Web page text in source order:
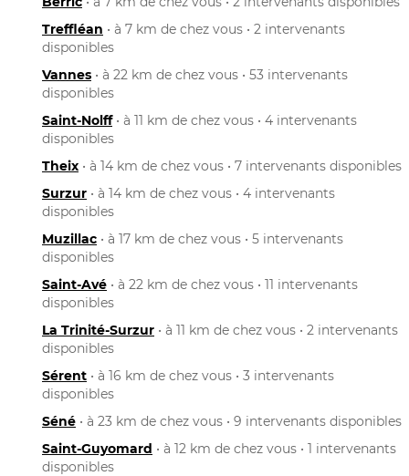
Treffléan • à 7 km de chez vous • 2 intervenants
disponibles
Vannes • à 22 km de chez vous • 53 intervenants
disponibles
Saint-Nolff• à 11 km de chez vous • 4 intervenants
disponibles
Theix • à 14 km de chez vous • 7 intervenants disponibles
Surzur • à 14 km de chez vous • 4 intervenants
disponibles
Muzillac • à 17 km de chez vous • 5 intervenants
disponibles
Saint-Avé • à 22 km de chez vous • 11 intervenants
disponibles
La Trinité-Surzur • à 11 km de chez vous • 2 intervenants
disponibles
Sérent • à 16 km de chez vous • 3 intervenants
disponibles
Séné • à 23 km de chez vous • 9 intervenants disponibles
Saint-Guyomard • à 12 km de chez vous • 1 intervenants
disponibles